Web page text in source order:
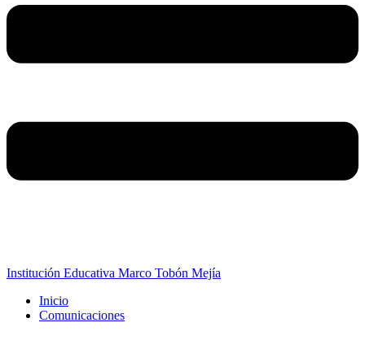
Institución Educativa Marco Tobón Mejía
Inicio
Comunicaciones